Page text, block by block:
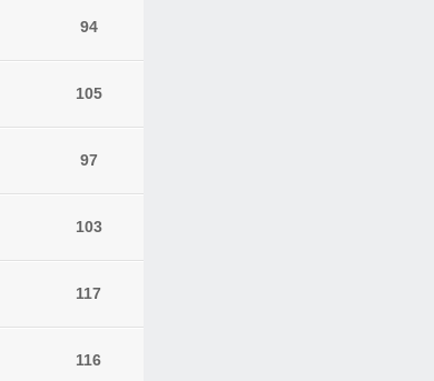
94
105
97
103
117
116